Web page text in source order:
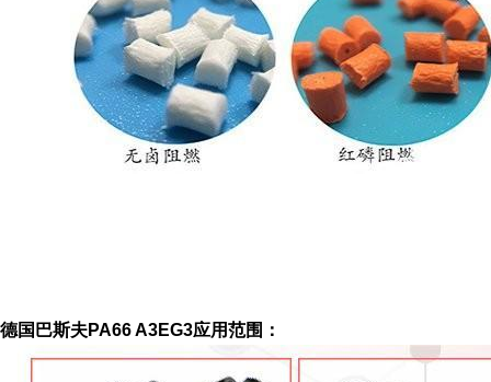
德国巴斯夫PA66 A3EG3应用范围：